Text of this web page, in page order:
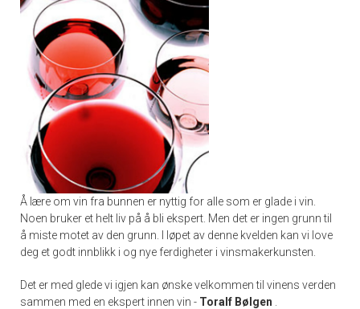
Å lære om vin fra bunnen er nyttig for alle som er glade i vin.
Noen bruker et helt liv på å bli ekspert. Men det er ingen grunn til
å miste motet av den grunn. I løpet av denne kvelden kan vi love
deg et godt innblikk i og nye ferdigheter i vinsmakerkunsten.
Det er med glede vi igjen kan ønske velkommen til vinens verden
sammen med en ekspert innen vin - Toralf Bølgen